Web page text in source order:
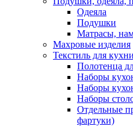
Одеяла
Подушки
Матрасы,
Махровые изделия
Текстиль для
Полотенца
Наборы
Наборы
Наборы
Отдельные
фартуки)